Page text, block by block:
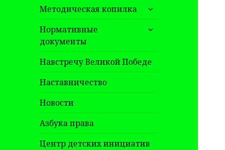
Методическая копилка
раскрыть
дочернее
меню
Нормативные
документы
раскрыть
Навстречу Великой Победе
Наставничество
Новости
Азбука права
Центр детских инициатив